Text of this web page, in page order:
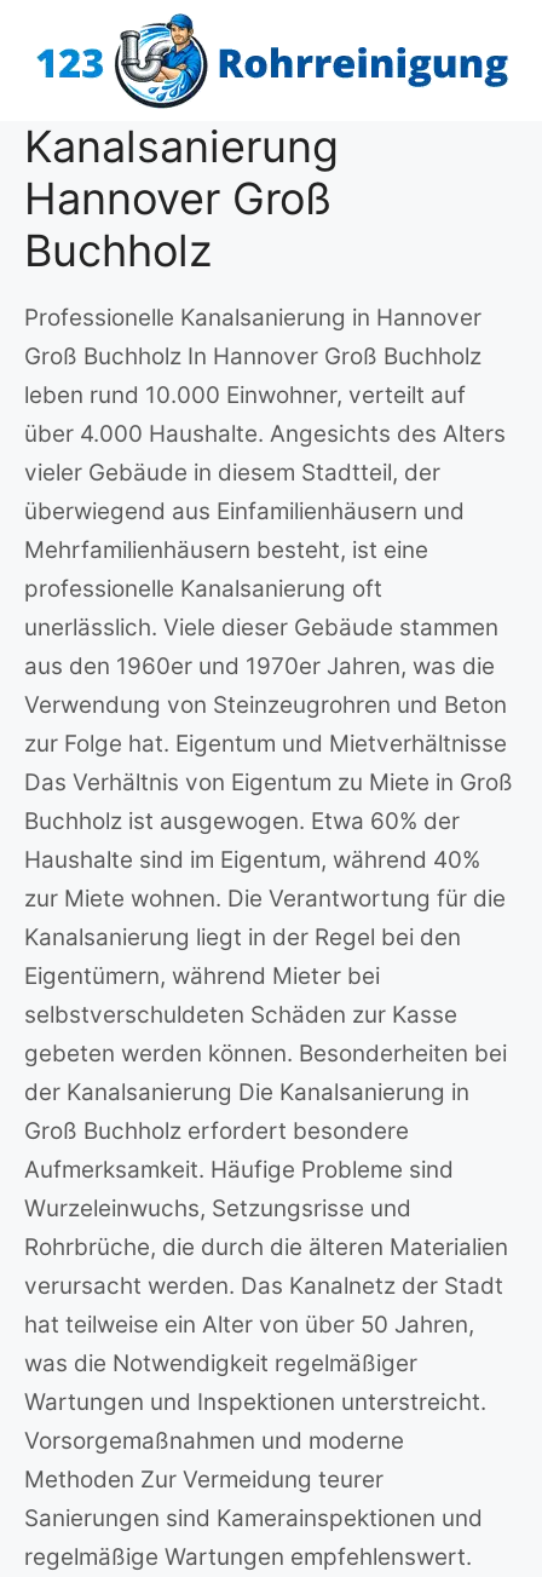
Inhalt
Kanalsanierung
Hannover Groß
Buchholz
Professionelle Kanalsanierung in Hannover
Groß Buchholz In Hannover Groß Buchholz
leben rund 10.000 Einwohner, verteilt auf
über 4.000 Haushalte. Angesichts des Alters
vieler Gebäude in diesem Stadtteil, der
überwiegend aus Einfamilienhäusern und
Mehrfamilienhäusern besteht, ist eine
professionelle Kanalsanierung oft
unerlässlich. Viele dieser Gebäude stammen
aus den 1960er und 1970er Jahren, was die
Verwendung von Steinzeugrohren und Beton
zur Folge hat. Eigentum und Mietverhältnisse
Das Verhältnis von Eigentum zu Miete in Groß
Buchholz ist ausgewogen. Etwa 60% der
Haushalte sind im Eigentum, während 40%
zur Miete wohnen. Die Verantwortung für die
Kanalsanierung liegt in der Regel bei den
Eigentümern, während Mieter bei
selbstverschuldeten Schäden zur Kasse
gebeten werden können. Besonderheiten bei
der Kanalsanierung Die Kanalsanierung in
Groß Buchholz erfordert besondere
Aufmerksamkeit. Häufige Probleme sind
Wurzeleinwuchs, Setzungsrisse und
Rohrbrüche, die durch die älteren Materialien
verursacht werden. Das Kanalnetz der Stadt
hat teilweise ein Alter von über 50 Jahren,
was die Notwendigkeit regelmäßiger
Wartungen und Inspektionen unterstreicht.
Vorsorgemaßnahmen und moderne
Methoden Zur Vermeidung teurer
Sanierungen sind Kamerainspektionen und
regelmäßige Wartungen empfehlenswert.